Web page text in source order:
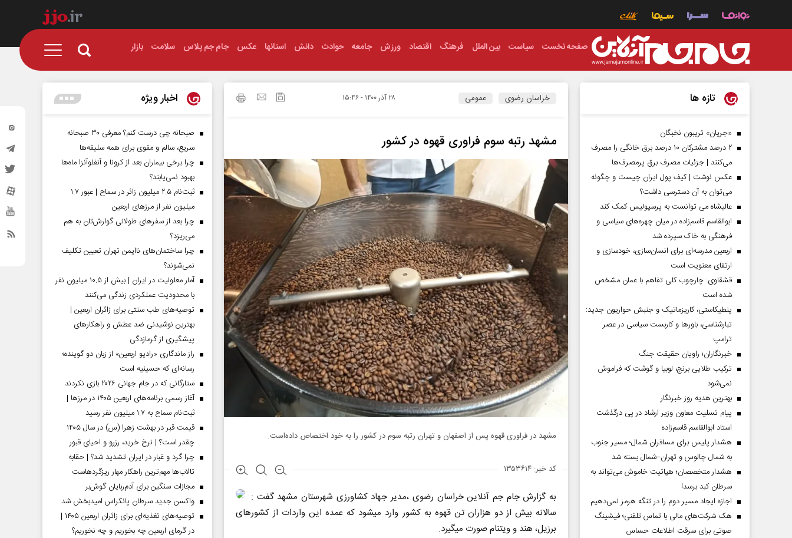
صفحه نخست سیاست بین الملل فرهنگ اقتصاد ورزش جامعه حوادث دانش استانها عکس جام جم پلاس سلامت بازار
خراسان رضوی عمومی ۲۸ آذر ۱۴۰۰ - ۱۵:۴۶
مشهد رتبه سوم فراوری قهوه در کشور
مشهد در فراوری قهوه پس از اصفهان و تهران رتبه سوم در کشور را به خود اختصاص داده‌است.
کد خبر: ۱۳۵۳۶۱۴
به گزارش جام جم آنلاین خراسان رضوی ،مدیر جهاد کشاورزی شهرستان مشهد گفت :
سالانه بیش از دو هزاران تن قهوه به کشور وارد میشود که عمده این واردات از کشور‌های
برزیل، هند و ویتنام صورت میگیرد.
تازه ها
«جریان» تریبون نخبگان
۲ درصد مشترکان ۱۰ درصد برق خانگی را مصرف
می‌کنند | جزئیات مصرف برق پرمصرف‌ها
عکس نوشت | کیف پول ایران چیست و چگونه
می‌توان به آن دسترسی داشت؟
عالیشاه می توانست به پرسپولیس کمک کند
ابوالقاسم قاسم‌زاده در میان چهره‌های سیاسی و
فرهنگی به خاک سپرده شد
اربعین مدرسه‌ای برای انسان‌سازی، خودسازی و
ارتقای معنویت است
قشقاوی: چارچوب کلی تفاهم با عمان مشخص
شده است
پنطیکاستی، کاریزماتیک و جنبش حواریون جدید:
تبارشناسی، باور‌ها و کاربست سیاسی در عصر
ترامپ
خبرنگاران؛ راویان حقیقت جنگ
ترکیب طلایی برنج، لوبیا و گوشت که فراموش
نمی‌شود
بهترین هدیه روز خبرنگار
پیام تسلیت معاون وزیر ارشاد در پی درگذشت
استاد ابوالقاسم قاسم‌زاده
هشدار پلیس برای مسافران شمال؛ مسیر جنوب
به شمال چالوس و تهران–شمال بسته شد
هشدار متخصصان؛ هپاتیت خاموش می‌تواند به
سرطان کبد برسد!
اجازه ایجاد مسیر دوم را در تنگه هرمز نمی‌دهیم
هک شرکت‌های مالی با تماس تلفنی؛ فیشینگ
صوتی برای سرقت اطلاعات حساس
اخبار ویژه
صبحانه چی درست کنم؟ معرفی ۳۰ صبحانه
سریع، سالم و مقوی برای همه سلیقه‌ها
چرا برخی بیماران بعد از کرونا و آنفلوآنزا ماه‌ها
بهبود نمی‌یابند؟
ثبت‌نام ۲.۵ میلیون زائر در سماح | عبور ۱.۷
میلیون نفر از مرز‌های اربعین
چرا بعد از سفرهای طولانی گوارش‌تان به هم
می‌ریزد؟
چرا ساختمان‌های ناایمن تهران تعیین تکلیف
نمی‌شوند؟
آمار معلولیت در ایران | بیش از ۱۰.۵ میلیون نفر
با محدودیت عملکردی زندگی می‌کنند
توصیه‌های طب سنتی برای زائران اربعین |
بهترین نوشیدنی ضد عطش و راهکارهای
پیشگیری از گرمازدگی
راز ماندگاری «رادیو اربعین» از زبان دو گوینده؛
رسانه‌ای که حسینیه است
ستارگانی که در جام جهانی ۲۰۲۶ بازی نکردند
آغاز رسمی برنامه‌های اربعین ۱۴۰۵ در مرز‌ها |
ثبت‌نام سماح به ۱.۷ میلیون نفر رسید
قیمت قبر در بهشت زهرا (س) در سال ۱۴۰۵
چقدر است؟ | نرخ خرید، رزرو و احیای قبور
چرا گرد و غبار در ایران تشدید شد؟ | حقابه
تالاب‌ها مهم‌ترین راهکار مهار ریزگردهاست
مجازات سنگین برای آدم‌ربایان گوش‌بر
واکسن جدید سرطان پانکراس امیدبخش شد
توصیه‌های تغذیه‌ای برای زائران اربعین ۱۴۰۵ |
در گرمای اربعین چه بخوریم و چه نخوریم؟